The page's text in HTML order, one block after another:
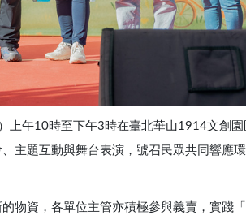
午10時至下午3時在臺北華山1914文創
主題互動與舞台表演，號召民眾共同響應
物資，各單位主管亦積極參與義賣，實踐